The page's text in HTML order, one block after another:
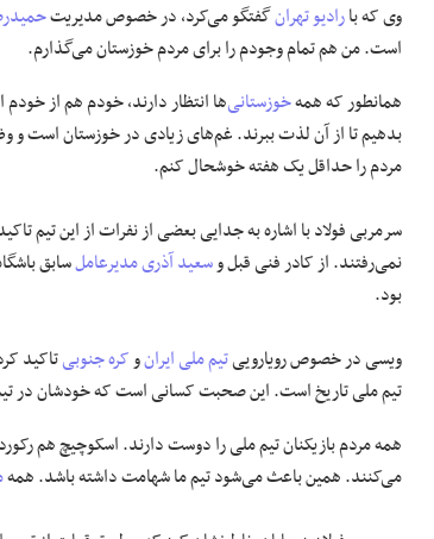
وی که بارادیو تهرانگفتگو می‌کرد، در خصوص مدیریت
است. من هم تمام وجودم را برای مردم خوزستان می‌گذارم.
همانطور که همهخوزستانی‌ها انتظار دارند، خودم هم از
بدهیم تا از آن لذت ببرند. غم‌های زیادی در خوزستان است و
مردم را حداقل یک هفته خوشحال کنم.
سرمربی فولاد با اشاره به جدایی بعضی از نفرات از این تیم
نمی‌رفتند. از کادر فنی قبل وسعید آذریمدیرعاملسابق
بود.
ویسی در خصوص رویاروییتیم ملی ایرانوکره جنوبیتاکید
تیم ملی تاریخ است. این صحبت کسانی است که خودشان در تیم
می‌کنند. همین باعث می‌شود تیم ما شهامت داشته باشد. همه